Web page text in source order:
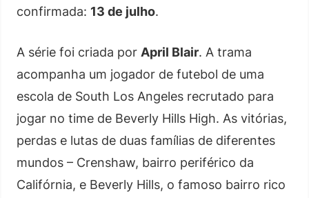
confirmada: 13 de julho.
A série foi criada por April Blair. A trama
acompanha um jogador de futebol de uma
escola de South Los Angeles recrutado para
jogar no time de Beverly Hills High. As vitórias,
perdas e lutas de duas famílias de diferentes
mundos – Crenshaw, bairro periférico da
Califórnia, e Beverly Hills, o famoso bairro rico